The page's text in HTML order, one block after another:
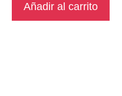
Añadir al carrito